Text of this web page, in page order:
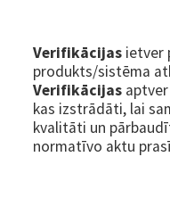
Verifikācijas ietver
produkts/sistēma
Verifikācijas
kas izstrādāti, lai
kvalitāti un
normatīvo aktu